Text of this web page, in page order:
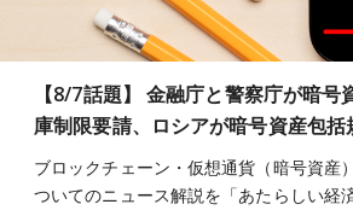
【8/7話題】 金融庁と警察庁が暗号
庫制限要請、ロシアが暗号資産包
ブロックチェーン・仮想通貨（暗号資産
ついてのニュース解説を「あたらしい経